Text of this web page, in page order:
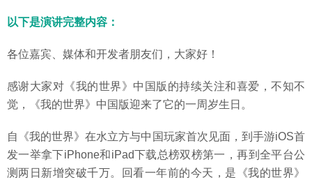
以下是演讲完整内容：
各位嘉宾、媒体和开发者朋友们，大家好！
感谢大家对《我的世界》中国版的持续关注和喜爱，不知不
觉，《我的世界》中国版迎来了它的一周岁生日。
自《我的世界》在水立方与中国玩家首次见面，到手游iOS首
发一举拿下iPhone和iPad下载总榜双榜第一，再到全平台公
测两日新增突破千万。回看一年前的今天，是《我的世界》